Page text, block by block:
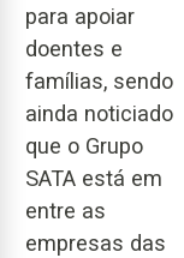
para apoiar
doentes e
famílias, sendo
ainda noticiado
que o Grupo
SATA está em
entre as
empresas das